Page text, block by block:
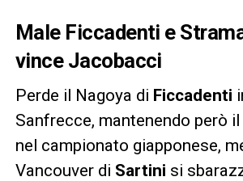
Male Ficcadenti e
vince Jacobacci
Perde il Nagoya di Ficcadenti
Sanfrecce, mantenendo però
nel campionato giapponese,
Vancouver di Sartini si